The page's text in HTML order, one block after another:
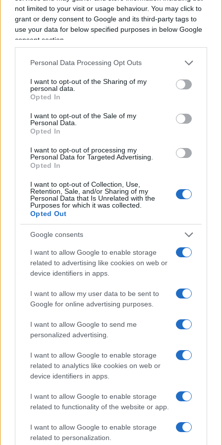
not limited to your visit or usage behaviour. You may click to
grant or deny consent to Google and its third-party tags to
use your data for below specified purposes in below Google
consent section.
Personal Data Processing Opt Outs
I want to opt-out of the Sharing of my
personal data.
Opted In
I want to opt-out of the Sale of my
Personal Data.
Opted In
I want to opt-out of processing my
Personal Data for Targeted Advertising.
Opted In
I want to opt-out of Collection, Use,
Retention, Sale, and/or Sharing of my
Personal Data that Is Unrelated with the
Purposes for which it was collected.
Opted Out
Google consents
I want to allow Google to enable storage
related to advertising like cookies on web or
device identifiers in apps.
I want to allow my user data to be sent to
Google for online advertising purposes.
I want to allow Google to send me
personalized advertising.
I want to allow Google to enable storage
related to analytics like cookies on web or
device identifiers in apps.
I want to allow Google to enable storage
related to functionality of the website or app.
I want to allow Google to enable storage
related to personalization.
nascita d’Israele, gli ebrei che vivevano nell’area
venivano chiamati“palestinesi” .
Palestine Post
Anche l’orchestra e il giornale di cui sopra sono
credere che esistesse uno Stato palestinese
indipendente prima del 1948. Anche in questo
caso, le cose stanno diversamente: la prima è
stata fondata nel 1936 dal violinista ebreo
in fuga dalle persecuzioni in Europa.
Mentre il quotidiano è stato fondato nel 1932 da
con l’intento dichiarato di
sostenere gli ebreiche si opponevano alla
dominazione britannica, e nel 1950 si è
Jerusalem Post.
Tra l’altro, laPalestine Symphony Orchestra, che
dopo il 1948 divenne l’Israel Philarmonic Orchestra
presenta unlegame anche con l’Italia
: nel 1936,
il suo concerto inaugurale venne condotto a Tel
Aviv dal direttore d’orchestra italiano
Toscanini, che in quel periodo la guidò anche a
Gerusalemme, Haifa, al Cairo e ad Alessandria